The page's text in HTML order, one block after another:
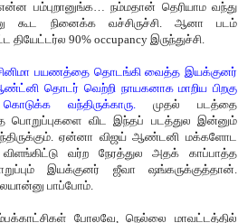
பம்புறானுங்க… நம்மதான் தெரியாம வந்து
கூட நினைக்க வச்சிருச்சி. ஆனா படம்
தியேட்டர்ல 90% occupancy இருந்துச்சி.
பயணத்தை தொடங்கி வைத்த இயக்குனர்
தொடர் வெற்றி நாயகனாக மாறிய பிறகு
வந்திருக்காரு.முதல் படத்தை
பொறுப்புகளை விட இந்தப் படத்துல இன்னும்
ஏன்னா விஜய் ஆண்டனி மக்களோட
வர்ற நேரத்துல அதக் காப்பாத்த
இயக்குனர் ஜீவா ஷங்கருக்குத்தான்.
பாப்போம்.
போலவே, நெல்லை மாவட்டத்தில்